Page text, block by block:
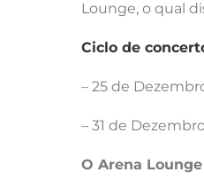
Lounge, o qual
Ciclo de
– 25 de
– 31 de
O Arena